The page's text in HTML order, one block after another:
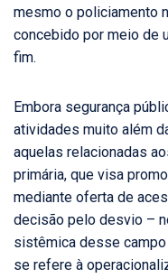
mesmo o policiamento
concebido por meio de
fim.
Embora segurança
atividades muito além
aquelas relacionadas
primária, que visa
mediante oferta de
decisão pelo desvio –
sistêmica desse
se refere à